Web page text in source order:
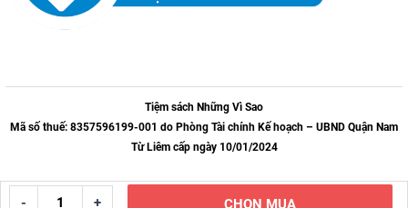
Tiệm sách Những Vì Sao
Mã số thuế: 8357596199-001 do Phòng Tài chính Kế hoạch – UBND Quận Nam
Từ Liêm cấp ngày 10/01/2024
- + CHỌN MUA